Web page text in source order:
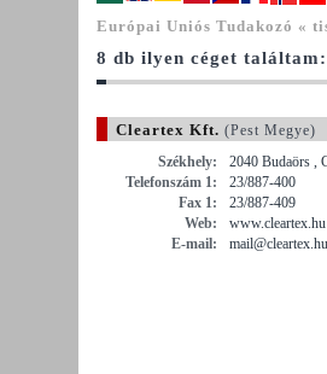
Európai Uniós Tudakozó «
8 db ilyen céget találtam:
Cleartex Kft. (Pest Megye)
Székhely:
2040 Budaörs ,
Telefonszám 1:
23/887-400
Fax 1:
23/887-409
Web:
www.cleartex.hu
E-mail:
mail@cleartex.hu